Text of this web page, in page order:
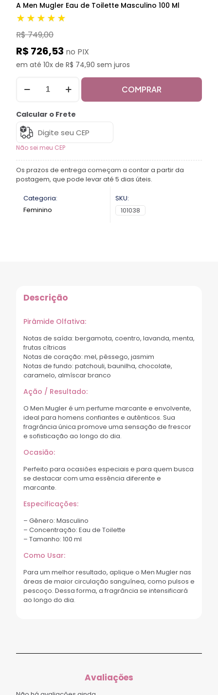
A Men Mugler Eau de Toilette Masculino 100 Ml
★★★★★
R$ 749,00
R$ 726,53 no PIX
em até 10x de R$ 74,90 sem juros
COMPRAR
Calcular o Frete
Não sei meu CEP
Os prazos de entrega começam a contar a partir da
postagem, que pode levar até 5 dias úteis.
Categoria:
Feminino
SKU:
101038
Descrição
Pirâmide Olfativa:
Notas de saída: bergamota, coentro, lavanda, menta,
frutas cítricas
Notas de coração: mel, pêssego, jasmim
Notas de fundo: patchouli, baunilha, chocolate,
caramelo, almíscar branco
Ação / Resultado:
O Men Mugler é um perfume marcante e envolvente,
ideal para homens confiantes e autênticos. Sua
fragrância única promove uma sensação de frescor
e sofisticação ao longo do dia.
Ocasião:
Perfeito para ocasiões especiais e para quem busca
se destacar com uma essência diferente e
marcante.
Especificações:
– Gênero: Masculino
– Concentração: Eau de Toilette
– Tamanho: 100 ml
Como Usar:
Para um melhor resultado, aplique o Men Mugler nas
áreas de maior circulação sanguínea, como pulsos e
pescoço. Dessa forma, a fragrância se intensificará
ao longo do dia.
Avaliações